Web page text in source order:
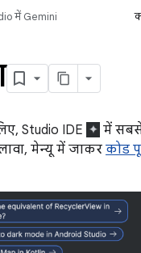
में Gemini
Studio IDE
में
मेन्यू में जाकर कोड